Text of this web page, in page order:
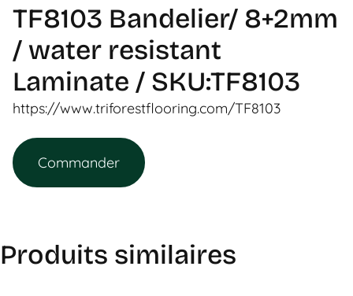
TF8103 Bandelier/ 8+2mm
/ water resistant
Laminate / SKU:TF8103
https://www.triforestflooring.com/TF8103
Commander
Produits similaires